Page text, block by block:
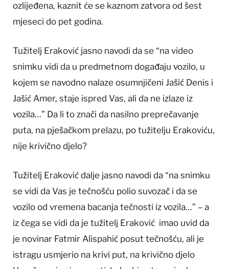
ozlijeđena, kaznit će se kaznom zatvora od šest
mjeseci do pet godina.
Tužitelj Eraković jasno navodi da se “na video
snimku vidi da u predmetnom događaju vozilo, u
kojem se navodno nalaze osumnjičeni Jašić Denis i
Jašić Amer, staje ispred Vas, ali da ne izlaze iz
vozila…” Da li to znači da nasilno preprečavanje
puta, na pješačkom prelazu, po tužitelju Erakoviću,
nije krivično djelo?
Tužitelj Eraković dalje jasno navodi da “na snimku
se vidi da Vas je tečnošću polio suvozač i da se
vozilo od vremena bacanja tečnosti iz vozila…” – a
iz čega se vidi da je tužitelj Eraković imao uvid da
je novinar Fatmir Alispahić posut tečnošću, ali je
istragu usmjerio na krivi put, na krivično djelo